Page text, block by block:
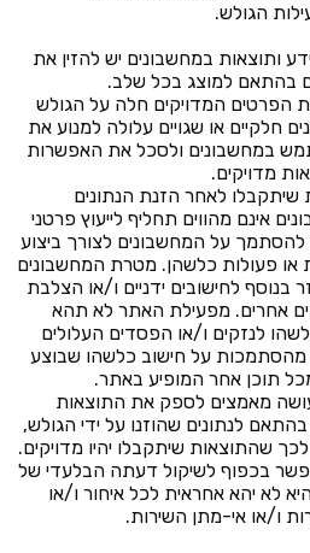
הגולש.
ותוצאות במחשבונים יש להזין את
בהתאם למוצג בכל שלב.
הפרטים המדויקים חלה על הגולש
חלקיים או שגויים עלולה למנוע את
במחשבונים ולסכל את האפשרות
מדויקים.
שיתקבלו לאחר הזנת הנתונים
אינם מהווים תחליף לייעוץ פרטני
להסתמך על המחשבונים לצורך ביצוע
או פעולות כלשהן. מטרת המחשבונים
בנוסף לחישובים ידניים ו/או הצלבת
אחרים. מפעילת האתר לא תהא
לנזקים ו/או הפסדים העלולים
מהסתמכות על חישוב כלשהו שבוצע
תוכן אחר המופיע באתר.
מאמצים לספק את התוצאות
לנתונים שהוזנו על ידי הגולש,
שהתוצאות שיתקבלו יהיו מדויקים.
בכפוף לשיקול דעתה הבלעדי של
לא יהא אחראית לכל איחור ו/או
ו/או אי-מתן השירות.